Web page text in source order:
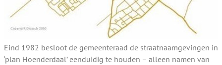
Eind 1982 besloot de gemeenteraad de straatnaamgevingen in
‘plan Hoenderdaal’ eenduidig te houden – alleen namen van